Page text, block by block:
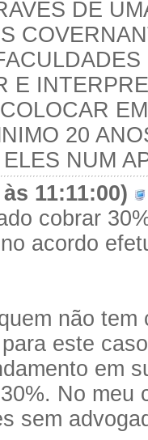
DE
E
20
NUM
11:11:00)
cobrar
acordo
não tem
este
em
No meu
sem